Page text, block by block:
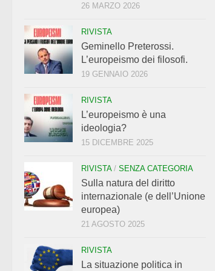
26 MARZO 2026
RIVISTA
Geminello Preterossi.
L’europeismo dei filosofi.
19 GENNAIO 2026
RIVISTA
L’europeismo è una
ideologia?
15 DICEMBRE 2025
RIVISTA/ SENZA CATEGORIA
Sulla natura del diritto
internazionale (e dell’Unione
europea)
21 AGOSTO 2025
RIVISTA
La situazione politica in